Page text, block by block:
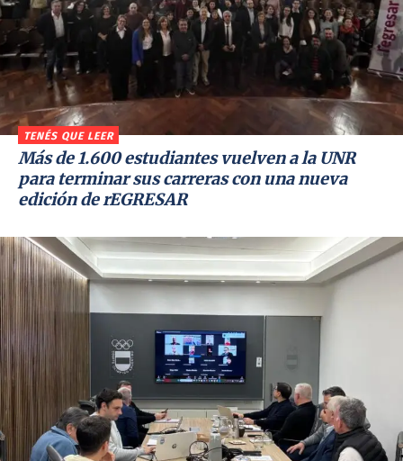
TENÉS QUE LEER
Más de 1.600 estudiantes vuelven a la UNR
para terminar sus carreras con una nueva
edición de rEGRESAR